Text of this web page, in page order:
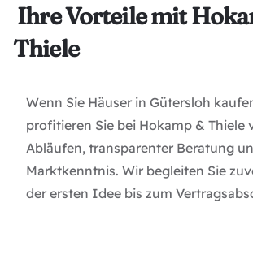
Ihre Vorteile mit
Thiele
Wenn Sie Häuser in Gütersloh
profitieren Sie bei Hokamp & Thiele
Abläufen, transparenter Beratung
Marktkenntnis. Wir begleiten Sie
der ersten Idee bis zum